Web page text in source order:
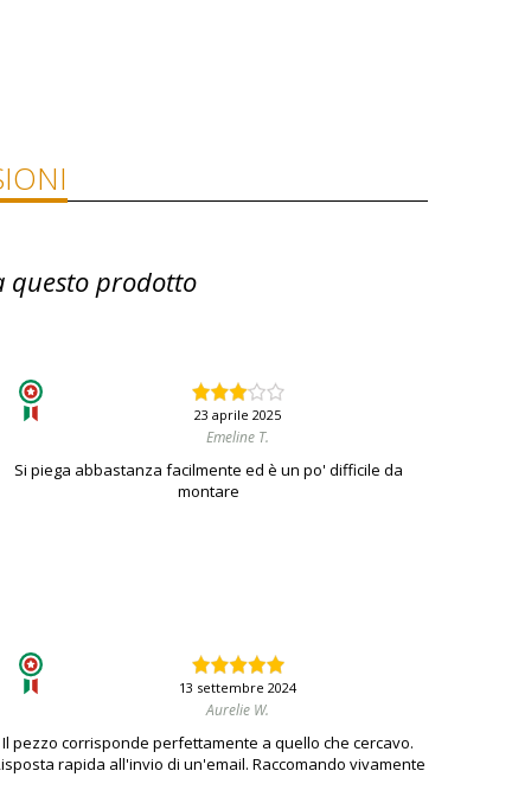
questo prodotto
23 aprile 2025
Emeline T.
Si piega abbastanza facilmente ed è un po' difficile da
montare
13 settembre 2024
Aurelie W.
Il pezzo corrisponde perfettamente a quello che cercavo.
rapida all'invio di un'email. Raccomando vivamente